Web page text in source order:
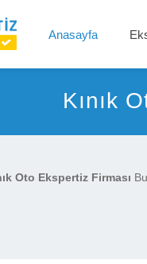
Anasayfa
Kınık
Oto Ekspertiz Firması